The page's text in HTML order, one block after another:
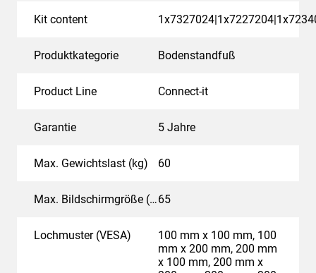
Kit content
Produktkategorie Bodenstandfuß
Product Line Connect-it
Garantie 5 Jahre
Max. Gewichtslast (kg) 60
Max. Bildschirmgröße (Zoll)65
Lochmuster (VESA)
100 mm x 100 mm, 100
mm x 200 mm, 200 mm
x 100 mm, 200 mm x